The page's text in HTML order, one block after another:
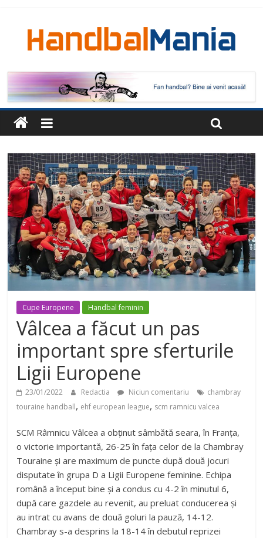
Cupe Europene Handbal feminin
Vâlcea a făcut un pas
important spre sferturile
Ligii Europene
23/01/2022 Redactia Niciun comentariu
chambray
touraine handball, ehf european league, scm ramnicu valcea
SCM Râmnicu Vâlcea a obținut sâmbătă seara, în Franța,
o victorie importantă, 26-25 în fața celor de la Chambray
Touraine și are maximum de puncte după două jocuri
disputate în grupa D a Ligii Europene feminine. Echipa
română a început bine și a condus cu 4-2 în minutul 6,
după care gazdele au revenit, au preluat conducerea și
au intrat cu avans de două goluri la pauză, 14-12.
Chambray s-a desprins la 18-14 în debutul reprizei